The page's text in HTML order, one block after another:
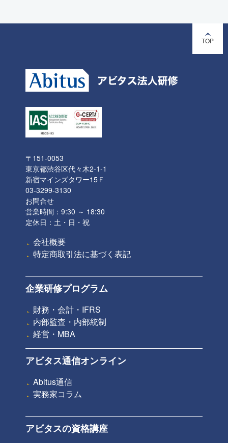
TOP
〒151-0053
東京都渋谷区代々木2-1-1
新宿マインズタワー15Ｆ
03-3299-3130
お問合せ
営業時間：9:30 ～ 18:30
定休日：土・日・祝
会社概要
特定商取引法に基づく表記
企業研修プログラム
財務・会計・IFRS
内部監査・内部統制
経営・MBA
アビタス通信オンライン
Abitus通信
実務家コラム
アビタスの資格講座